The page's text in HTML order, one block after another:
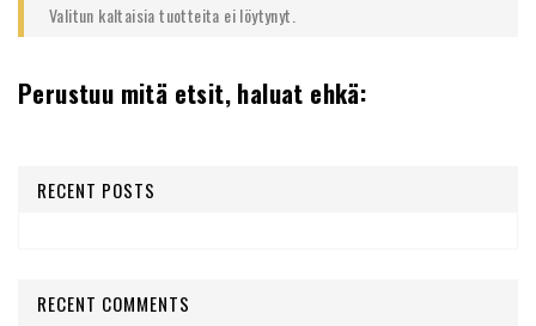
Valitun kaltaisia tuotteita ei löytynyt.
Perustuu mitä etsit, haluat ehkä:
RECENT POSTS
RECENT COMMENTS